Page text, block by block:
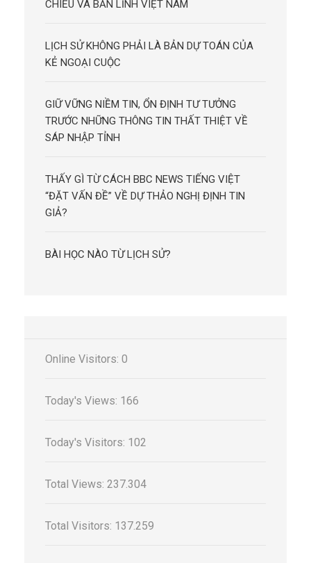
CHIỀU VÀ BẢN LĨNH VIỆT NAM
LỊCH SỬ KHÔNG PHẢI LÀ BẢN DỰ TOÁN CỦA
KẺ NGOẠI CUỘC
GIỮ VỮNG NIỀM TIN, ỔN ĐỊNH TƯ TƯỞNG
TRƯỚC NHỮNG THÔNG TIN THẤT THIỆT VỀ
SÁP NHẬP TỈNH
THẤY GÌ TỪ CÁCH BBC NEWS TIẾNG VIỆT
“ĐẶT VẤN ĐỀ” VỀ DỰ THẢO NGHỊ ĐỊNH TIN
GIẢ?
BÀI HỌC NÀO TỪ LỊCH SỬ?
Online Visitors: 0
Today's Views: 166
Today's Visitors: 102
Total Views: 237.304
Total Visitors: 137.259